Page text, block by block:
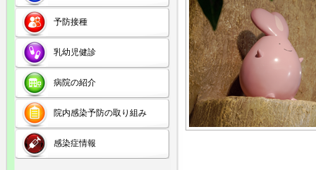
予防接種
乳幼児健診
病院の紹介
院内感染予防の取り組み
感染症情報